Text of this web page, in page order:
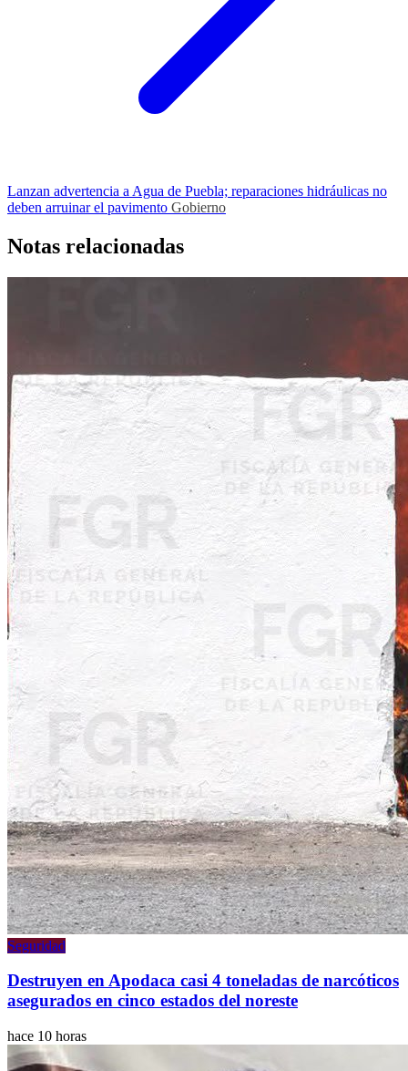
Lanzan advertencia a Agua de Puebla; reparaciones hidráulicas no
deben arruinar el pavimento Gobierno
Notas relacionadas
Seguridad
Destruyen en Apodaca casi 4 toneladas de narcóticos
asegurados en cinco estados del noreste
hace 10 horas